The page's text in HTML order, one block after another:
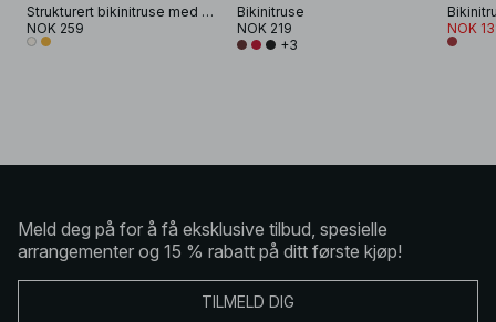
Strukturert bikinitruse med høy skjæring
NOK 259
Bikinitruse
NOK 219
+3
NOK
Meld deg på for å få eksklusive tilbud, spesielle
arrangementer og 15 % rabatt på ditt første kjøp!
TILMELD DIG